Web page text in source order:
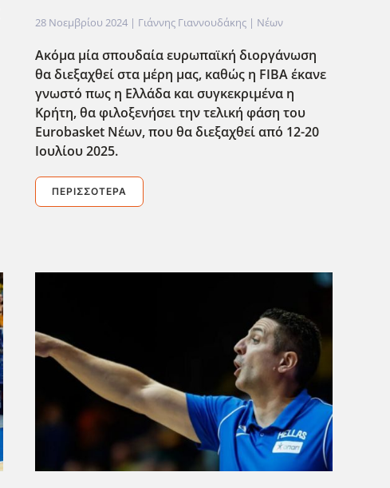
28 Νοεμβρίου 2024| Γιάννης Γιαννουδάκης | Νέων
Ακόμα μία σπουδαία ευρωπαϊκή διοργάνωση
θα διεξαχθεί στα μέρη μας, καθώς η FIBA έκανε
γνωστό πως η Ελλάδα και συγκεκριμένα η
Κρήτη, θα φιλοξενήσει την τελική φάση του
Eurobasket Νέων, που θα διεξαχθεί από 12-20
Ιουλίου 2025.
ΠΕΡΙΣΣΌΤΕΡΑ